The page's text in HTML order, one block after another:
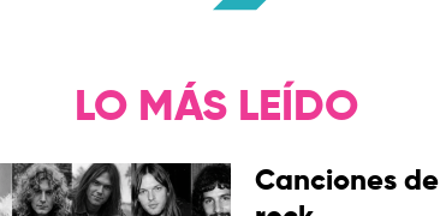
LO MÁS LEÍDO
Canciones de